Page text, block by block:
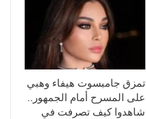
تمزق جامبسوت هيفاء وهبي
على المسرح أمام الجمهور..
شاهدوا كيف تصرفت في